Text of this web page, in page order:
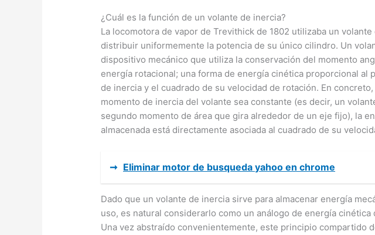
¿Cuál es la función de un volante de inercia?
La locomotora de vapor de Trevithick de 1802 utilizaba un
distribuir uniformemente la potencia de su único cilindro. Un
dispositivo mecánico que utiliza la conservación del momento
energía rotacional; una forma de energía cinética proporcional al
de inercia y el cuadrado de su velocidad de rotación. En
momento de inercia del volante sea constante (es decir, un
segundo momento de área que gira alrededor de un eje fijo), la
almacenada está directamente asociada al cuadrado de su
➞ Eliminar motor de busqueda yahoo en chrome
Dado que un volante de inercia sirve para almacenar energía
uso, es natural considerarlo como un análogo de energía
Una vez abstraído convenientemente, este principio compartido